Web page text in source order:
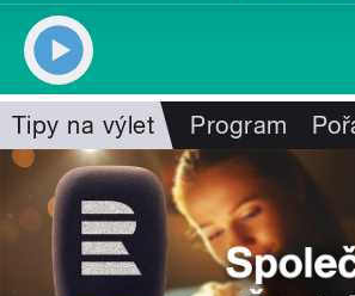
Tipy na výlet Program